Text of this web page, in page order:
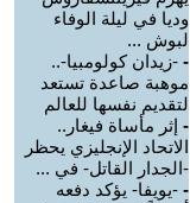
وديا في ليلة الوفاء
لبوش ...
- -زيدان كولومبيا-..
موهبة صاعدة تستعد
لتقديم نفسها للعالم
- إثر مأساة فيغار..
الاتحاد الإنجليزي يحظر
-الجدار القاتل- في ...
- -يويفا- يؤكد دفعه